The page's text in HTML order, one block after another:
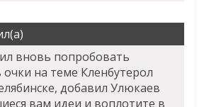
вновь попробовать
очки на теме Кленбутерол
добавил Улюкаев
вам идеи и воплотите в